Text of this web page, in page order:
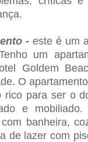
- este é um
um
Goldem
O
rico para ser o
e mobiliado.
banheira,
de lazer com